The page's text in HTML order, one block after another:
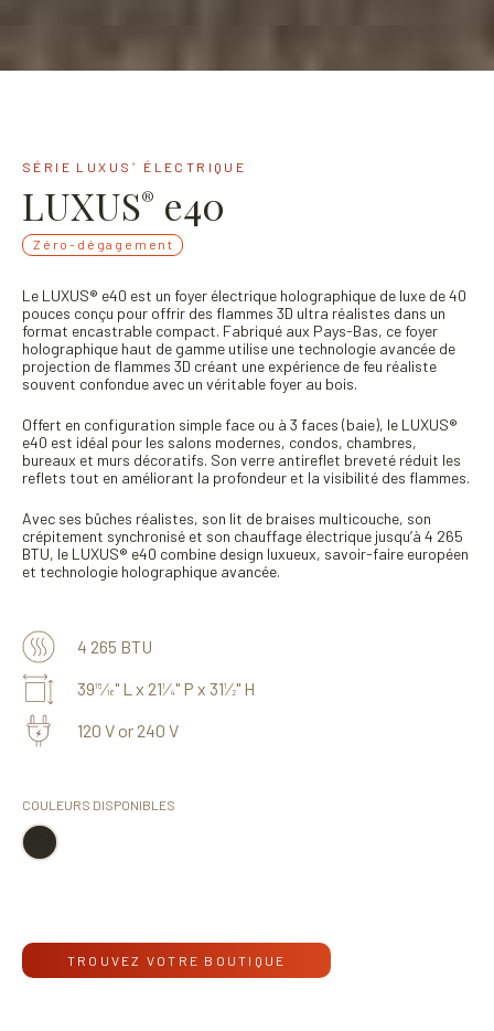
SÉRIE LUXUS ® ÉLECTRIQUE
LUXUS® e40
Zéro-dégagement
Le LUXUS® e40 est un foyer électrique holographique de luxe de 40
pouces conçu pour offrir des flammes 3D ultra réalistes dans un
format encastrable compact. Fabriqué aux Pays-Bas, ce foyer
holographique haut de gamme utilise une technologie avancée de
projection de flammes 3D créant une expérience de feu réaliste
souvent confondue avec un véritable foyer au bois.
Offert en configuration simple face ou à 3 faces (baie), le LUXUS®
e40 est idéal pour les salons modernes, condos, chambres,
bureaux et murs décoratifs. Son verre antireflet breveté réduit les
reflets tout en améliorant la profondeur et la visibilité des flammes.
Avec ses bûches réalistes, son lit de braises multicouche, son
crépitement synchronisé et son chauffage électrique jusqu’à 4 265
BTU, le LUXUS® e40 combine design luxueux, savoir-faire européen
et technologie holographique avancée.
4 265 BTU
3915⁄16" L x 211⁄4" P x 311⁄2" H
120 V or 240 V
COULEURS DISPONIBLES
TROUVEZ VOTRE BOUTIQUE